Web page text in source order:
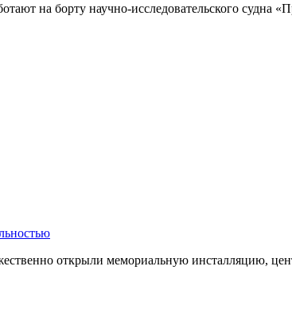
на борту научно-исследовательского судна
открыли мемориальную инсталляцию,